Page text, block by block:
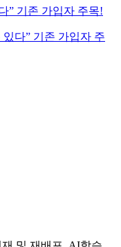
있다” 기존 가입자 주